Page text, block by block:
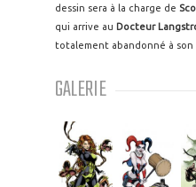
dessin sera à la charge de
qui arrive au Docteur
totalement abandonné à son
GALERIE